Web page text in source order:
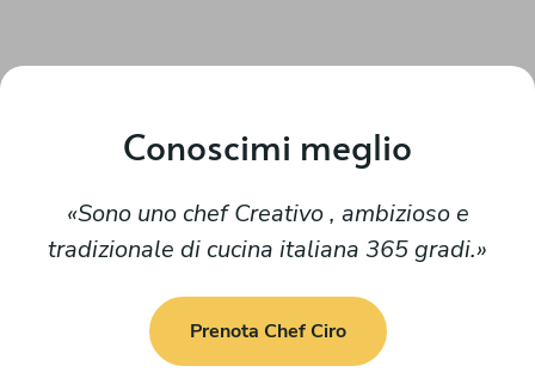
Conoscimi meglio
Sono uno chef Creativo , ambizioso e
tradizionale di cucina italiana 365 gradi.
Prenota Chef Ciro